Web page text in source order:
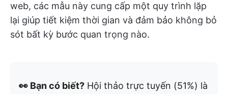
web, các mẫu này cung cấp một quy trình lặp
lại giúp tiết kiệm thời gian và đảm bảo không bỏ
sót bất kỳ bước quan trọng nào.
👀 Bạn có biết? Hội thảo trực tuyến (51%) là